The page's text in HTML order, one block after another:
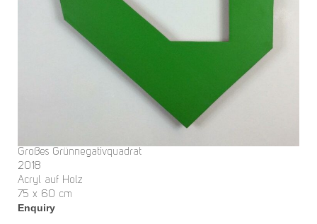
Großes Grünnegativquadrat
2018
Acryl auf Holz
75 x 60 cm
Enquiry